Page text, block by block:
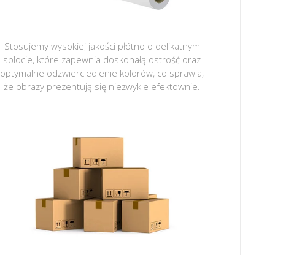
Stosujemy wysokiej jakości płótno o delikatnym
splocie, które zapewnia doskonałą ostrość oraz
optymalne odzwierciedlenie kolorów, co sprawia,
że obrazy prezentują się niezwykle efektownie.